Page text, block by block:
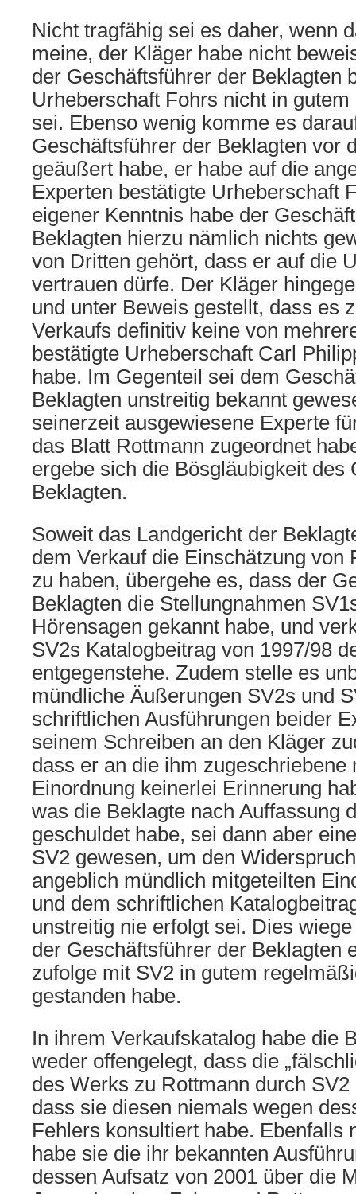
Nicht tragfähig sei es daher, wenn
meine, der Kläger habe nicht
der Geschäftsführer der Beklagten
Urheberschaft Fohrs nicht in
sei. Ebenso wenig komme es
Geschäftsführer der Beklagten vor
geäußert habe, er habe auf die
Experten bestätigte Urheberschaft
eigener Kenntnis habe der
Beklagten hierzu nämlich nichts
von Dritten gehört, dass er auf die
vertrauen dürfe. Der Kläger
und unter Beweis gestellt, dass es
Verkaufs definitiv keine von
bestätigte Urheberschaft Carl
habe. Im Gegenteil sei dem
Beklagten unstreitig bekannt
seinerzeit ausgewiesene Experte
das Blatt Rottmann zugeordnet
ergebe sich die Bösgläubigkeit des
Beklagten.
Soweit das Landgericht der
dem Verkauf die Einschätzung von
zu haben, übergehe es, dass der
Beklagten die Stellungnahmen
Hörensagen gekannt habe, und
SV2s Katalogbeitrag von 1997/98
entgegenstehe. Zudem stelle es
mündliche Äußerungen SV2s und
schriftlichen Ausführungen beider
seinem Schreiben an den Kläger
dass er an die ihm zugeschriebene
Einordnung keinerlei Erinnerung
was die Beklagte nach Auffassung
geschuldet habe, sei dann aber
SV2 gewesen, um den
angeblich mündlich mitgeteilten
und dem schriftlichen
unstreitig nie erfolgt sei. Dies
der Geschäftsführer der Beklagten
zufolge mit SV2 in gutem
gestanden habe.
In ihrem Verkaufskatalog habe die
weder offengelegt, dass die
des Werks zu Rottmann durch
dass sie diesen niemals wegen
Fehlers konsultiert habe. Ebenfalls
habe sie die ihr bekannten
dessen Aufsatz von 2001 über die